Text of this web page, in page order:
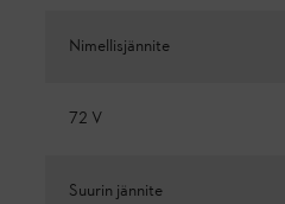
Nimellisjännite
72 V
Suurin jännite